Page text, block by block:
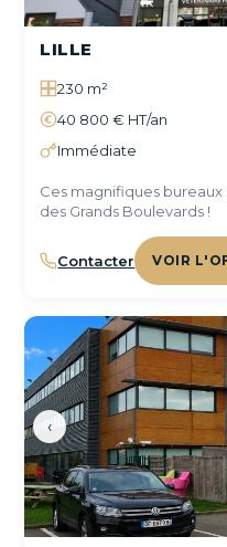
LILLE
230 m²
40 800 € HT/an
Immédiate
Ces magnifiques
des Grands Boulevards !
Contacter VOIR
‹